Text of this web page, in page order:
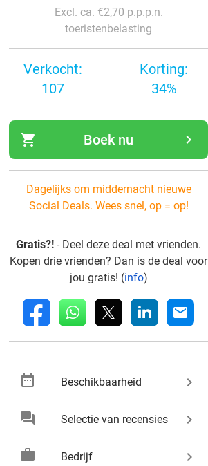
Excl. ca. €2,70 p.p.p.n.
toeristenbelasting
Verkocht:
107
Korting:
34%
shopping_cart navigate_next
Boek nu
Dagelijks om middernacht nieuwe
Social Deals. Wees snel, op = op!
Gratis?! - Deel deze deal met vrienden.
Kopen drie vrienden? Dan is de deal voor
jou gratis! (info)
fb whatsapp linkedin mail
date_range Beschikbaarheid keyboard_arrow_right
chat Selectie van recensies keyboard_arrow_right
work Bedrijf keyboard_arrow_right